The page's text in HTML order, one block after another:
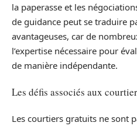
la paperasse et les
de guidance peut se traduire
avantageuses, car de
l’expertise nécessaire pour
de manière indépendante.
Les défis associés aux
Les courtiers gratuits ne sont